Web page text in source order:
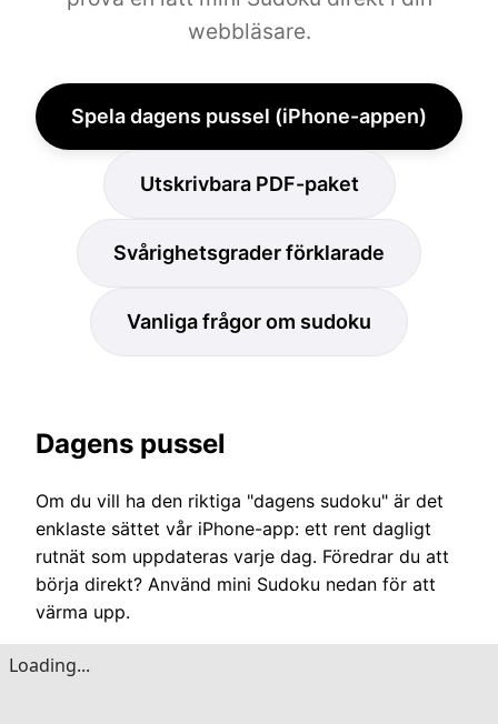
webbläsare.
Spela dagens pussel (iPhone-appen)
Utskrivbara PDF-paket
Svårighetsgrader förklarade
Vanliga frågor om sudoku
Dagens pussel
Om du vill ha den riktiga "dagens sudoku" är det
enklaste sättet vår iPhone-app: ett rent dagligt
rutnät som uppdateras varje dag. Föredrar du att
börja direkt? Använd mini Sudoku nedan för att
värma upp.